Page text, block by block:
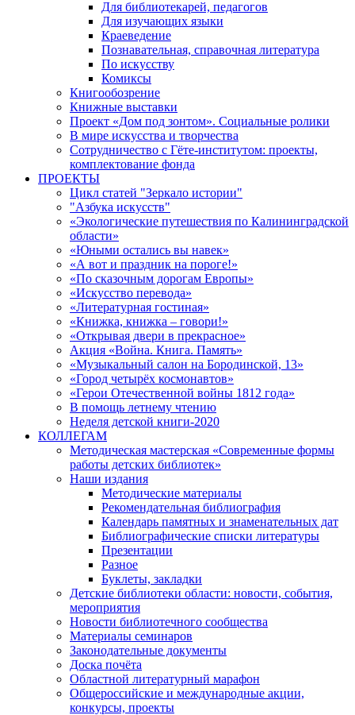
Для библиотекарей, педагогов
Для изучающих языки
Краеведение
Познавательная, справочная литература
По искусству
Комиксы
Книгообозрение
Книжные выставки
Проект «Дом под зонтом». Социальные ролики
В мире искусства и творчества
Сотрудничество с Гёте-институтом: проекты,
комплектование фонда
ПРОЕКТЫ
Цикл статей "Зеркало истории"
"Азбука искусств"
«Экологические путешествия по Калининградской
области»
«Юными остались вы навек»
«А вот и праздник на пороге!»
«По сказочным дорогам Европы»
«Искусство перевода»
«Литературная гостиная»
«Книжка, книжка – говори!»
«Открывая двери в прекрасное»
Акция «Война. Книга. Память»
«Музыкальный салон на Бородинской, 13»
«Город четырёх космонавтов»
«Герои Отечественной войны 1812 года»
В помощь летнему чтению
Неделя детской книги-2020
КОЛЛЕГАМ
Методическая мастерская «Современные формы
работы детских библиотек»
Наши издания
Методические материалы
Рекомендательная библиография
Календарь памятных и знаменательных дат
Библиографические списки литературы
Презентации
Разное
Буклеты, закладки
Детские библиотеки области: новости, события,
мероприятия
Новости библиотечного сообщества
Материалы семинаров
Законодательные документы
Доска почёта
Областной литературный марафон
Общероссийские и международные акции,
конкурсы, проекты